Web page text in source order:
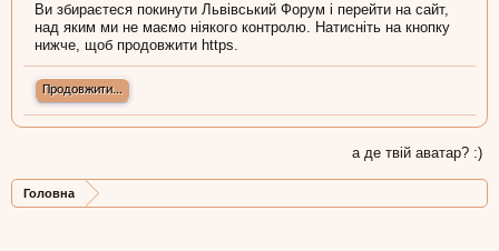
Ви збираєтеся покинути Львівський Форум і перейти на сайт,
над яким ми не маємо ніякого контролю. Натисніть на кнопку
нижче, щоб продовжити https.
Продовжити...
а де твій аватар? :)
Головна